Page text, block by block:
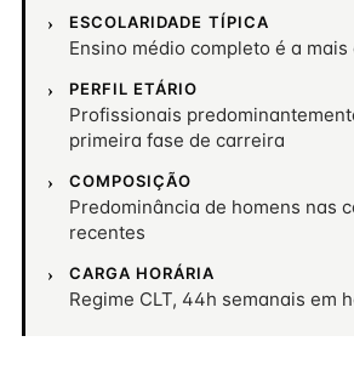
ESCOLARIDADE TÍPICA
Ensino médio completo é a mais
PERFIL ETÁRIO
Profissionais
primeira fase de carreira
COMPOSIÇÃO
Predominância de homens nas
recentes
CARGA HORÁRIA
Regime CLT, 44h semanais em